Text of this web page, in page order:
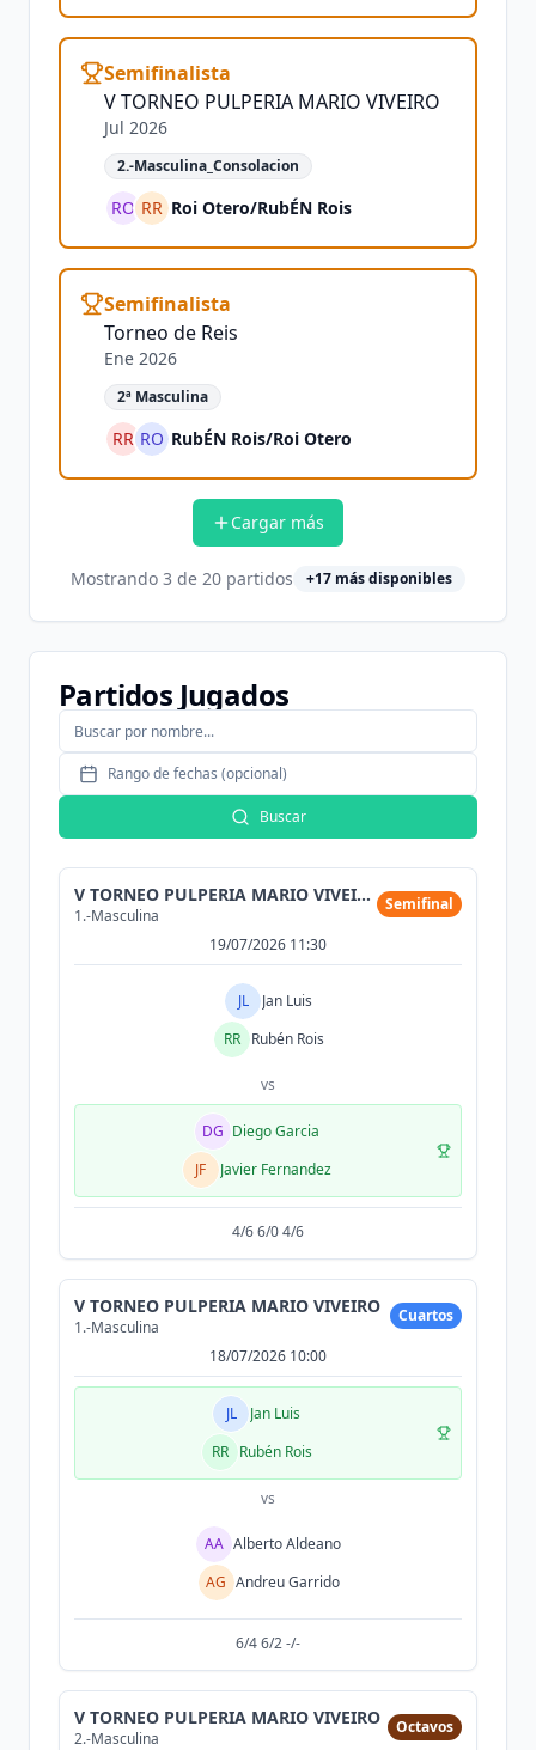
Semifinalista
V TORNEO PULPERIA MARIO VIVEIRO
Jul 2026
2.-Masculina_Consolacion
RO RR Roi Otero/RubÉN Rois
Semifinalista
Torneo de Reis
Ene 2026
2ª Masculina
RR RO RubÉN Rois/Roi Otero
Cargar más
Mostrando 3 de 20 partidos +17 más disponibles
Partidos Jugados
Rango de fechas (opcional)
Buscar
V TORNEO PULPERIA MARIO VIVEIRO
1.-Masculina
Semifinal
19/07/2026 11:30
JL
Jan Luis
RR
Rubén Rois
vs
DG Diego Garcia
JF
Javier Fernandez
4/6 6/0 4/6
V TORNEO PULPERIA MARIO VIVEIRO
1.-Masculina
Cuartos
18/07/2026 10:00
JL
Jan Luis
RR
Rubén Rois
vs
AA Alberto Aldeano
AG Andreu Garrido
6/4 6/2 -/-
V TORNEO PULPERIA MARIO VIVEIRO
2.-Masculina
Octavos